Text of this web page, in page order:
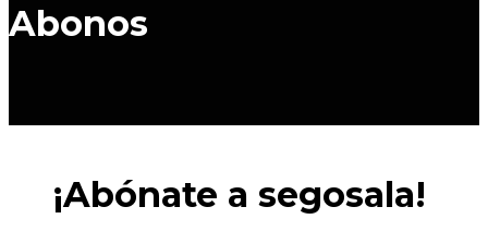
Abonos
¡Abónate a segosala!